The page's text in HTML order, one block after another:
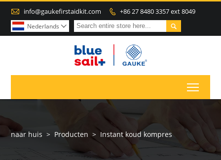
 info@gaukefirstaidkit.com  +86 27 8480 3357 ext 8049

Nederlands 
naar huis > Producten > Instant koud kompres